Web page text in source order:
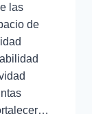
las
de